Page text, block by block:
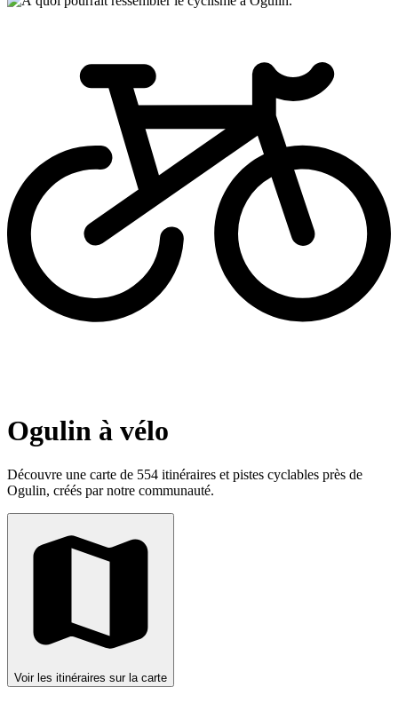
Ogulin à vélo
Découvre une carte de 554 itinéraires et pistes cyclables près de
Ogulin, créés par notre communauté.
Voir les itinéraires sur la carte